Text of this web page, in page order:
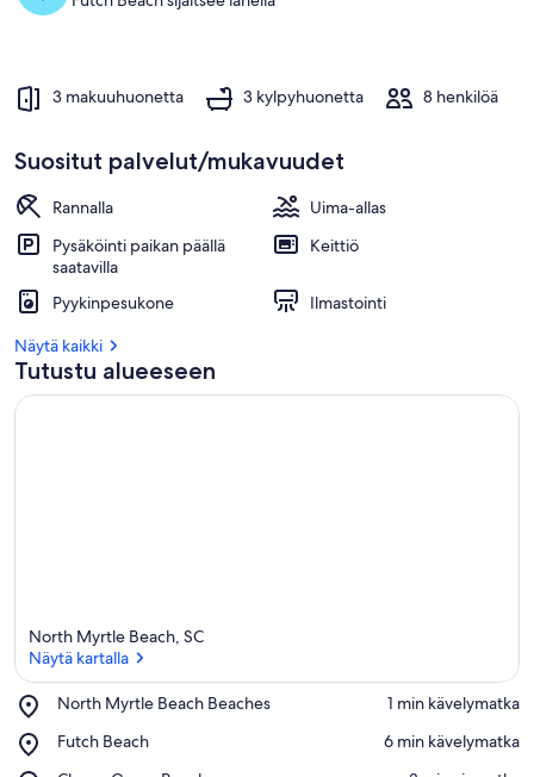
3 makuuhuonetta 3 kylpyhuonetta 8 henkilöä
Suositut palvelut/mukavuudet
Rannalla
Uima-allas
Pysäköinti paikan päällä
saatavilla
Keittiö
Pyykinpesukone
Ilmastointi
Näytä kaikki
Tutustu alueeseen
North Myrtle Beach, SC
Näytä kartalla
North Myrtle Beach Beaches
Place,
Myrtle
‪1 min kävelymatka‬
Futch Beach
Place,
‪6 min kävelymatka‬